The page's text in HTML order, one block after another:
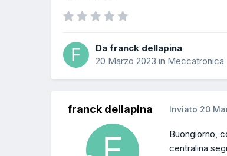
Da franck dellapina
20 Marzo 2023 in Meccatronica
franck dellapina Inviato 20
Buongiorno,
centralina